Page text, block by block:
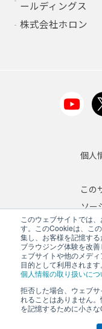
このウェブサイトでは
す。このCookieは、こ
集し、お客様を記憶す
ブラウジング体験を改
ェブサイトや他のメデ
目的として利用されま
個人情報の取り扱いにつ
拒否した場合、ウェブ
れることはありません
を記憶するために小さ
ールディングス
株式会社ホロン
個人
この
ソー
反社
Copyright